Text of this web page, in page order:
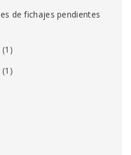
de fichajes pendientes
(1)
(1)